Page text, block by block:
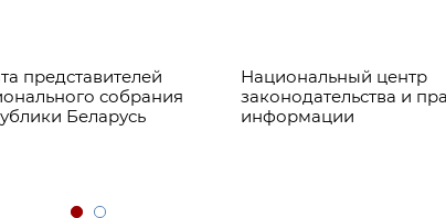
представителей
собрания
Беларусь
Национальный центр
законодательства и
информации